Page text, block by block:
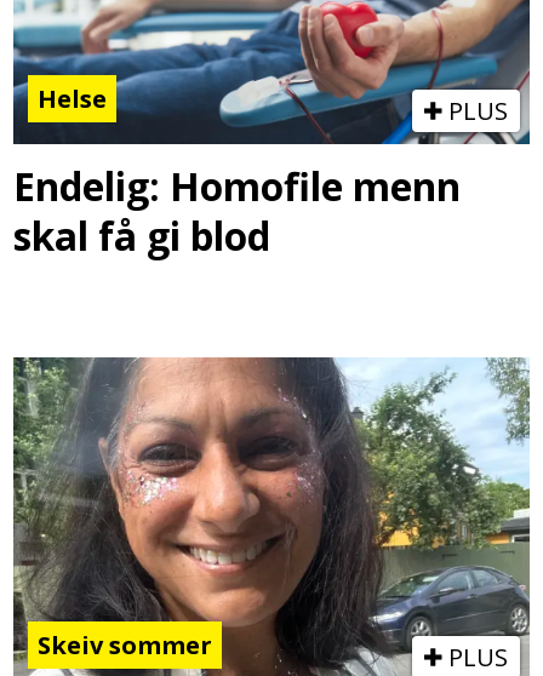
Helse PLUS
Endelig: Homofile menn
skal få gi blod
Skeiv sommer PLUS